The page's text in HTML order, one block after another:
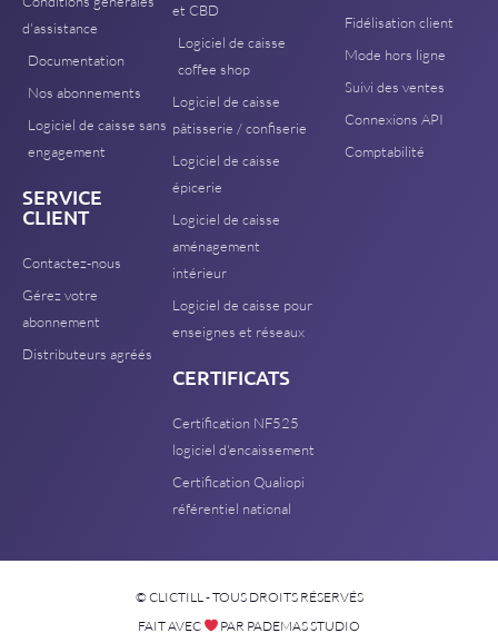
d'assistance
Documentation
Nos abonnements
Logiciel de caisse sans
engagement
SERVICE
CLIENT
Contactez-nous
Gérez votre
abonnement
Distributeurs agréés
et CBD
Logiciel de caisse
coffee shop
Logiciel de caisse
pâtisserie / confiserie
Logiciel de caisse
épicerie
Logiciel de caisse
aménagement
intérieur
Logiciel de caisse pour
enseignes et réseaux
CERTIFICATS
Certification NF525
logiciel d'encaissement
Certification Qualiopi
référentiel national
Fidélisation client
Mode hors ligne
Suivi des ventes
Connexions API
Comptabilité
© CLICTILL - TOUS DROITS RÉSERVÉS
FAIT AVEC
PAR PADEMAS STUDIO